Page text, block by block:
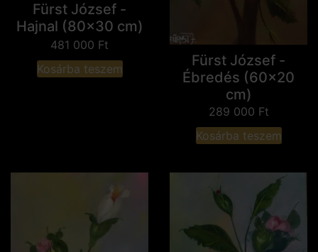
Fürst József -
Hajnal (80x30 cm)
481 000 Ft
Kosárba teszem
Fürst József -
Ébredés (60x20
cm)
289 000 Ft
Kosárba teszem